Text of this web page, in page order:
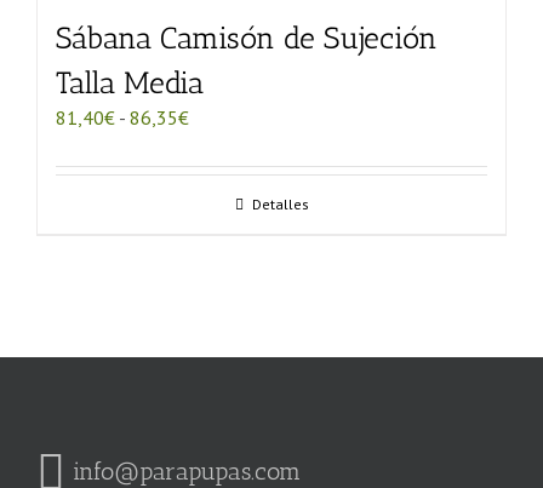
Sábana Camisón de Sujeción
Talla Media
81,40€ - 86,35€Rango
precios:
81,40€
Detalles
info@parapupas.com